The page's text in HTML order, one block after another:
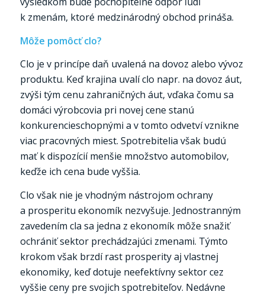
k zmenám, ktoré medzinárodný obchod prináša.
Môže pomôcť clo?
Clo je v princípe daň uvalená na dovoz alebo vývoz
produktu. Keď krajina uvalí clo napr. na dovoz áut,
zvýši tým cenu zahraničných áut, vďaka čomu sa
domáci výrobcovia pri novej cene stanú
konkurencieschopnými a v tomto odvetví vznikne
viac pracovných miest. Spotrebitelia však budú
mať k dispozícií menšie množstvo automobilov,
keďže ich cena bude vyššia.
Clo však nie je vhodným nástrojom ochrany
a prosperitu ekonomík nezvyšuje. Jednostranným
zavedením cla sa jedna z ekonomík môže snažiť
ochrániť sektor prechádzajúci zmenami. Týmto
krokom však brzdí rast prosperity aj vlastnej
ekonomiky, keď dotuje neefektívny sektor cez
vyššie ceny pre svojich spotrebiteľov. Nedávne